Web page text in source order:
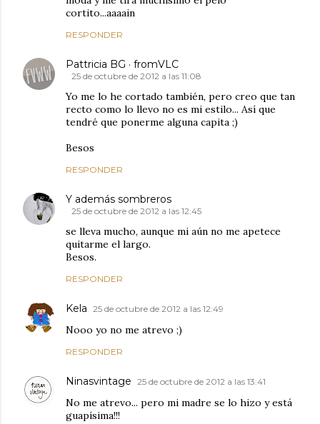
cortito...aaaain
RESPONDER
Pattricia BG · fromVLC
25 de octubre de 2012 a las 11:08
Yo me lo he cortado también, pero creo que tan
recto como lo llevo no es mi estilo... Así que
tendré que ponerme alguna capita ;)
Besos
RESPONDER
Y además sombreros
25 de octubre de 2012 a las 12:45
se lleva mucho, aunque mi aún no me apetece
quitarme el largo.
Besos.
RESPONDER
Kela 25 de octubre de 2012 a las 12:49
Nooo yo no me atrevo ;)
RESPONDER
Ninasvintage 25 de octubre de 2012 a las 13:41
No me atrevo... pero mi madre se lo hizo y está
guapísima!!!